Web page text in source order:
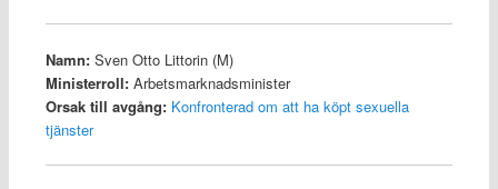
Namn:Sven Otto Littorin (M)
Ministerroll:Arbetsmarknadsminister
Orsak till avgång: Konfronterad om att ha köpt sexuella
tjänster